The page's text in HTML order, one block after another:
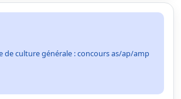
de culture générale : concours as/ap/amp